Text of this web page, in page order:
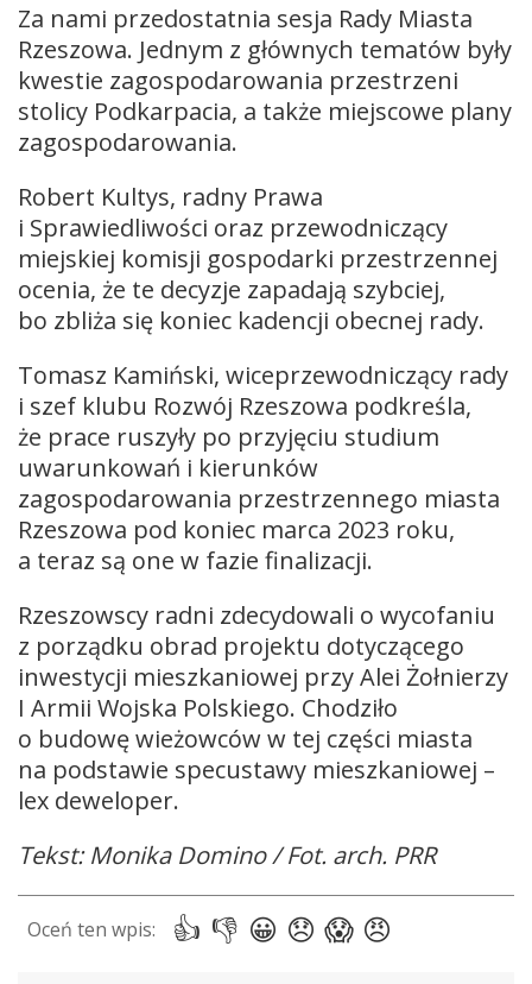
Za nami przedostatnia sesja Rady Miasta
Rzeszowa. Jednym z głównych tematów były
kwestie zagospodarowania przestrzeni
stolicy Podkarpacia, a także miejscowe plany
zagospodarowania.
Robert Kultys, radny Prawa
i Sprawiedliwości oraz przewodniczący
miejskiej komisji gospodarki przestrzennej
ocenia, że te decyzje zapadają szybciej,
bo zbliża się koniec kadencji obecnej rady.
Tomasz Kamiński, wiceprzewodniczący rady
i szef klubu Rozwój Rzeszowa podkreśla,
że prace ruszyły po przyjęciu studium
uwarunkowań i kierunków
zagospodarowania przestrzennego miasta
Rzeszowa pod koniec marca 2023 roku,
a teraz są one w fazie finalizacji.
Rzeszowscy radni zdecydowali o wycofaniu
z porządku obrad projektu dotyczącego
inwestycji mieszkaniowej przy Alei Żołnierzy
I Armii Wojska Polskiego. Chodziło
o budowę wieżowców w tej części miasta
na podstawie specustawy mieszkaniowej –
lex deweloper.
Tekst: Monika Domino / Fot. arch. PRR